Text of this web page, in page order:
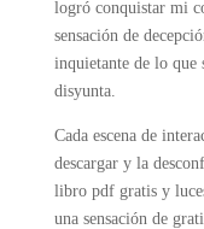
logró conquistar mi
sensación de
inquietante de lo que
disyunta.
Cada escena de
descargar y la
libro pdf gratis y
una sensación de